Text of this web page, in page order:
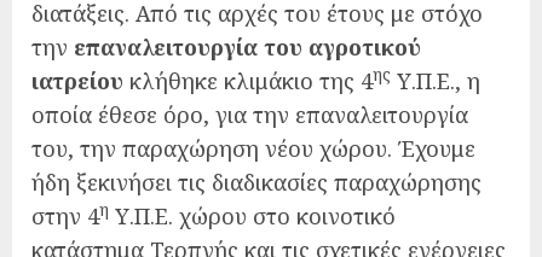
διατάξεις. Από τις αρχές του έτους με στόχο
την επαναλειτουργία του αγροτικού
ιατρείου κλήθηκε κλιμάκιο της 4ης Υ.Π.Ε., η
οποία έθεσε όρο, για την επαναλειτουργία
του, την παραχώρηση νέου χώρου. Έχουμε
ήδη ξεκινήσει τις διαδικασίες παραχώρησης
στην 4η Υ.Π.Ε. χώρου στο κοινοτικό
κατάστημα Τερπνής και τις σχετικές ενέργειες